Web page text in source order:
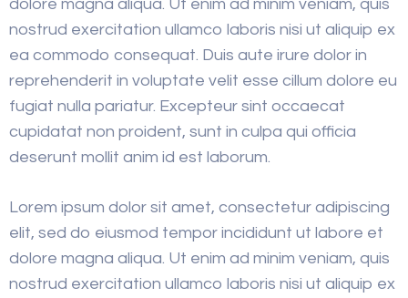
dolore magna aliqua. Ut enim ad minim veniam, quis
nostrud exercitation ullamco laboris nisi ut aliquip ex
ea commodo consequat. Duis aute irure dolor in
reprehenderit in voluptate velit esse cillum dolore eu
fugiat nulla pariatur. Excepteur sint occaecat
cupidatat non proident, sunt in culpa qui officia
deserunt mollit anim id est laborum.
Lorem ipsum dolor sit amet, consectetur adipiscing
elit, sed do eiusmod tempor incididunt ut labore et
dolore magna aliqua. Ut enim ad minim veniam, quis
nostrud exercitation ullamco laboris nisi ut aliquip ex